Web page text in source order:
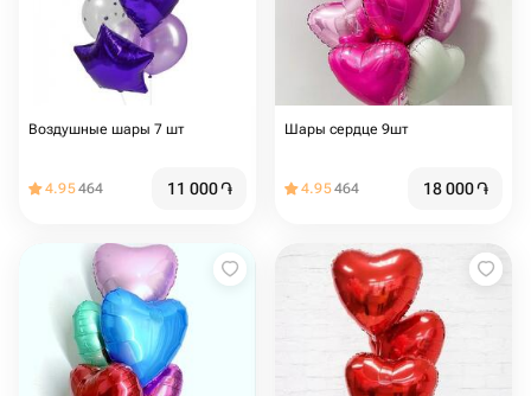
Воздушные шары 7 шт
4.95464 11 000֏
Шары сердце 9шт
4.95464 18 000֏